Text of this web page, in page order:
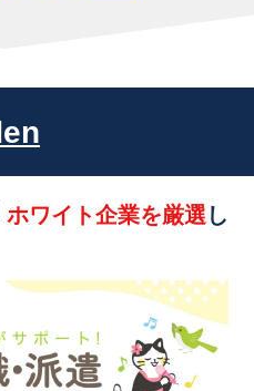
ホワイト企業を厳選 し